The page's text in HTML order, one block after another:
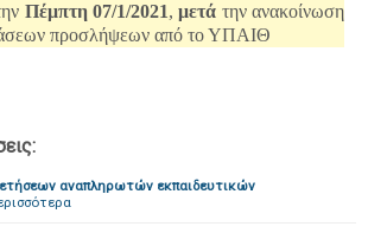
Πέμπτη 07/1/2021,μετά την ανακοίνωση
προσλήψεων από το ΥΠΑΙΘ
αναπληρωτών εκπαιδευτικών